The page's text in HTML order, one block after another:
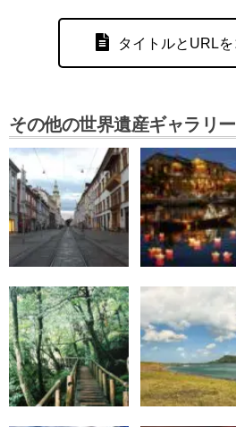
タイトルとURL
その他の世界遺産ギャラリー